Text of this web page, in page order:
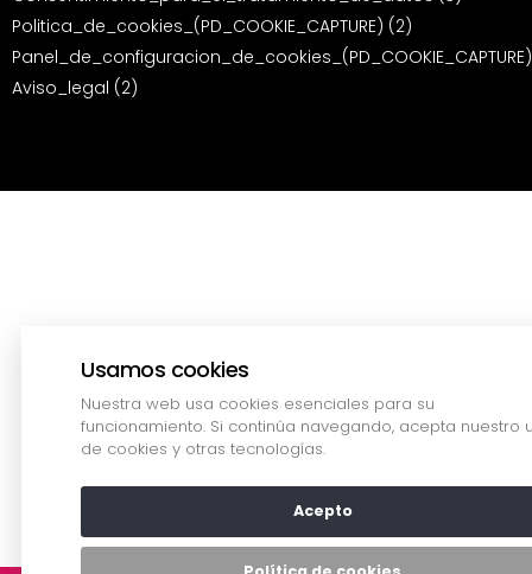
Politica_de_cookies_(PD_COOKIE_CAPTURE) (2)
Panel_de_configuracion_de_cookies_(PD_COOKIE_CAPTURE)
Aviso_legal (2)
Usamos cookies
Nuestra web usa cookies esenciales para su
funcionamiento. Si continúa navegando, acepta nuestro
de cookies y otras tecnologías.
Acepto